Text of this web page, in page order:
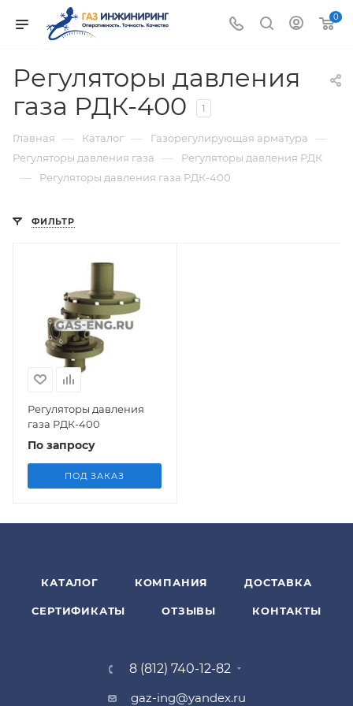
0
Регуляторы давления
газа РДК-400
1
Главная — Каталог — Газорегулирующая арматура —
Регуляторы давления газа — Регуляторы давления РДК
— Регуляторы давления газа РДК-400
ФИЛЬТР
Регуляторы давления
газа РДК-400
По запросу
ПОД ЗАКАЗ
КАТАЛОГ КОМПАНИЯ ДОСТАВКА
СЕРТИФИКАТЫ ОТЗЫВЫ КОНТАКТЫ
8 (812) 740-12-82
gaz-ing@yandex.ru